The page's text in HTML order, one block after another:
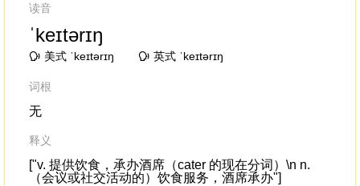
读音
ˈkeɪtərɪŋ
美式 ˈkeɪtərɪŋ 英式 ˈkeɪtərɪŋ
词根
无
释义
["v. 提供饮食，承办酒席（cater 的现在分词）\n n.
（会议或社交活动的）饮食服务，酒席承办"]